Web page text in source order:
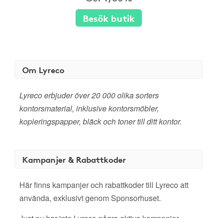
Besök butik
Om Lyreco
Lyreco erbjuder över 20 000 olika sorters
kontorsmaterial, inklusive kontorsmöbler,
kopieringspapper, bläck och toner till ditt kontor.
Kampanjer & Rabattkoder
Här finns kampanjer och rabattkoder till Lyreco att
använda, exklusivt genom Sponsorhuset.